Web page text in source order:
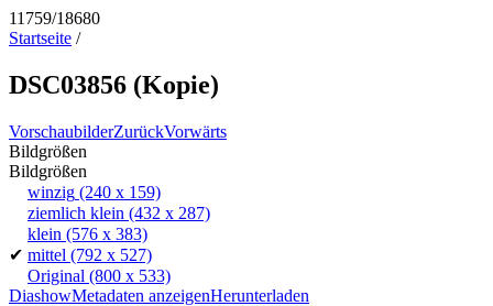
11759/18680
Startseite /
DSC03856 (Kopie)
VorschaubilderZurückVorwärts
Bildgrößen
Bildgrößen
winzig (240 x 159)
ziemlich klein (432 x 287)
klein (576 x 383)
✔ mittel (792 x 527)
Original (800 x 533)
DiashowMetadaten anzeigenHerunterladen